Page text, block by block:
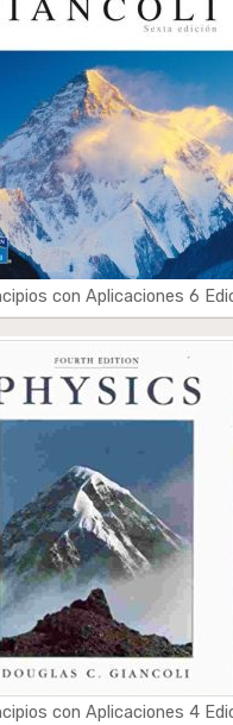
con Aplicaciones 6
con Aplicaciones 4